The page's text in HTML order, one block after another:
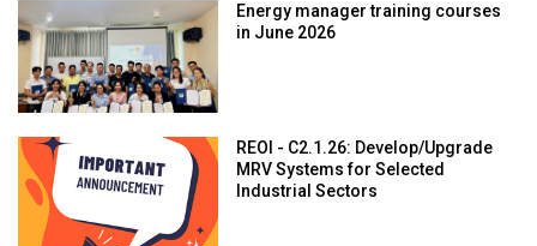
Energy manager training courses
in June 2026
REOI - C2.1.26: Develop/Upgrade
MRV Systems for Selected
Industrial Sectors